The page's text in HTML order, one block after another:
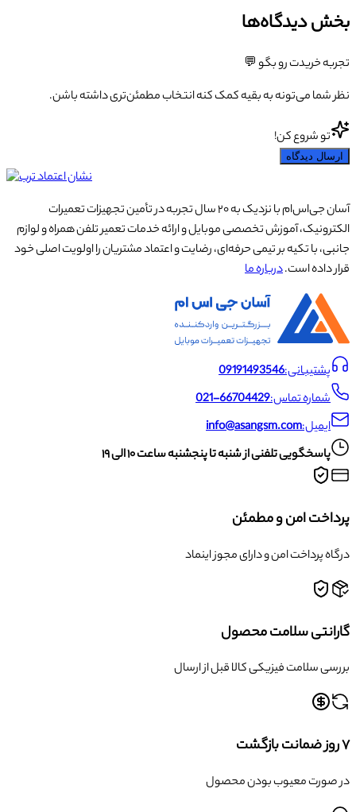
بخش دیدگاه‌ها
تجربه خریدت رو بگو 💬
نظر شما می‌تونه به بقیه کمک کنه انتخاب مطمئن‌تری داشته باشن.
تو شروع کن!
ارسال دیدگاه
آسان جی‌اس‌ام با نزدیک به ۲۰ سال تجربه در تأمین تجهیزات تعمیرات
الکترونیک، آموزش تخصصی موبایل و ارائه خدمات تعمیر تلفن همراه و لوازم
جانبی، با تکیه بر تیمی حرفه‌ای، رضایت و اعتماد مشتریان را اولویت اصلی خود
قرار داده است.درباره ما
پشتیبانی:09191493546
شماره تماس:021-66704429
ایمیل:info@asangsm.com
پاسخگویی تلفنی از شنبه تا پنجشنبه ساعت ۱۰ الی ۱۹
پرداخت امن و مطمئن
درگاه پرداخت امن و دارای مجوز اینماد
گارانتی سلامت محصول
بررسی سلامت فیزیکی کالا قبل از ارسال
۷ روز ضمانت بازگشت
در صورت معیوب بودن محصول